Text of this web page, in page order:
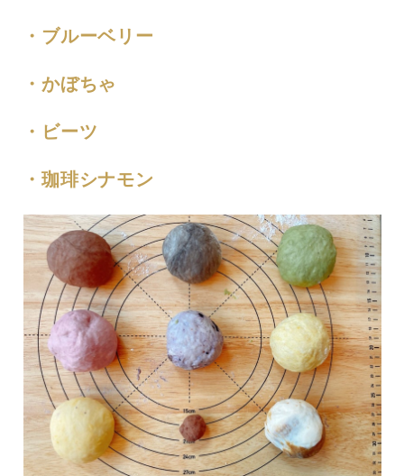
・ブルーベリー
・かぼちゃ
・ビーツ
・珈琲シナモン